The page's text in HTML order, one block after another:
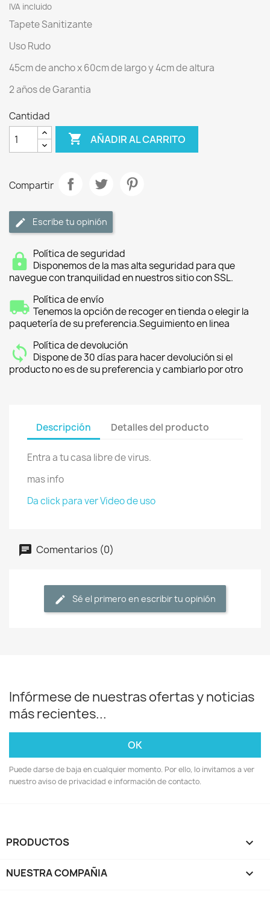
IVA incluido
Tapete Sanitizante
Uso Rudo
45cm de ancho x 60cm de largo y 4cm de altura
2 años de Garantia
Cantidad
 AÑADIR AL CARRITO
Compartir
Escribe tu opinión
Política de seguridad
Disponemos de la mas alta seguridad para que
navegue con tranquilidad en nuestros sitio con SSL.
Política de envío
Tenemos la opción de recoger en tienda o elegir la
paquetería de su preferencia.Seguimiento en linea
Política de devolución
Dispone de 30 días para hacer devolución si el
producto no es de su preferencia y cambiarlo por otro
Descripción Detalles del producto
Entra a tu casa libre de virus.
mas info
Da click para ver Video de uso
Comentarios (0)
Sé el primero en escribir tu opinión
Infórmese de nuestras ofertas y noticias
más recientes...
Puede darse de baja en cualquier momento. Por ello, lo invitamos a ver
nuestro aviso de privacidad e información de contacto.
PRODUCTOS 
NUESTRA COMPAÑIA 